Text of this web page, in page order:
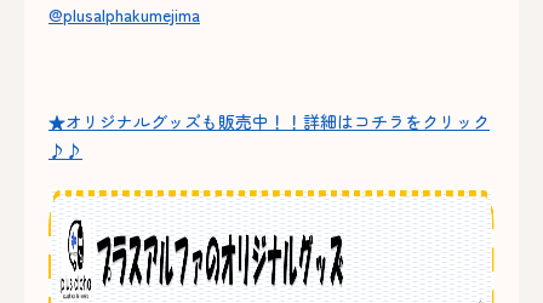
@plusalphakumejima
★オリジナルグッズも販売中！！詳細はコチラをクリック
♪♪